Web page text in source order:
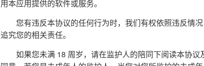
用本应用提供的软件或服务。
您有违反本协议的任何行为时，我们有权依照违反情
追究您的相关责任。
如果您未满 18 周岁，请在监护人的陪同下阅读本协